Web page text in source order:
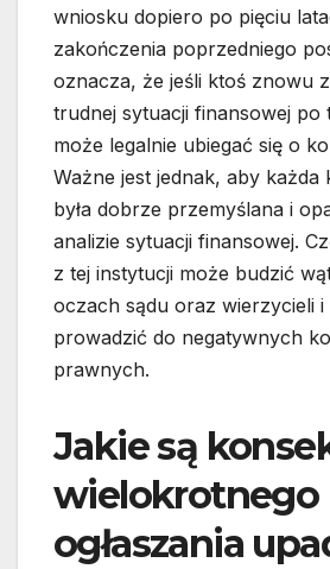
wniosku dopiero po pięciu
zakończenia poprzedniego
oznacza, że jeśli ktoś znowu
trudnej sytuacji finansowej po
może legalnie ubiegać się o
Ważne jest jednak, aby każda
była dobrze przemyślana i
analizie sytuacji finansowej.
z tej instytucji może budzić
oczach sądu oraz wierzycieli i
prowadzić do negatywnych
prawnych.
Jakie są
wielokrotnego
ogłaszania